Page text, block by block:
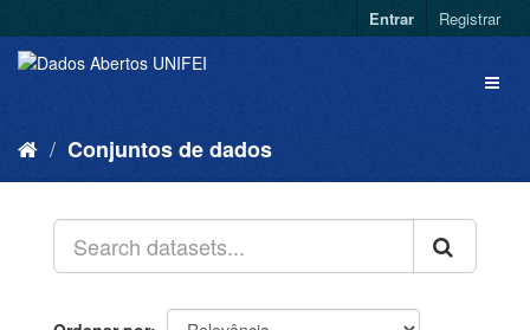
Entrar Registrar
Conjuntos de dados